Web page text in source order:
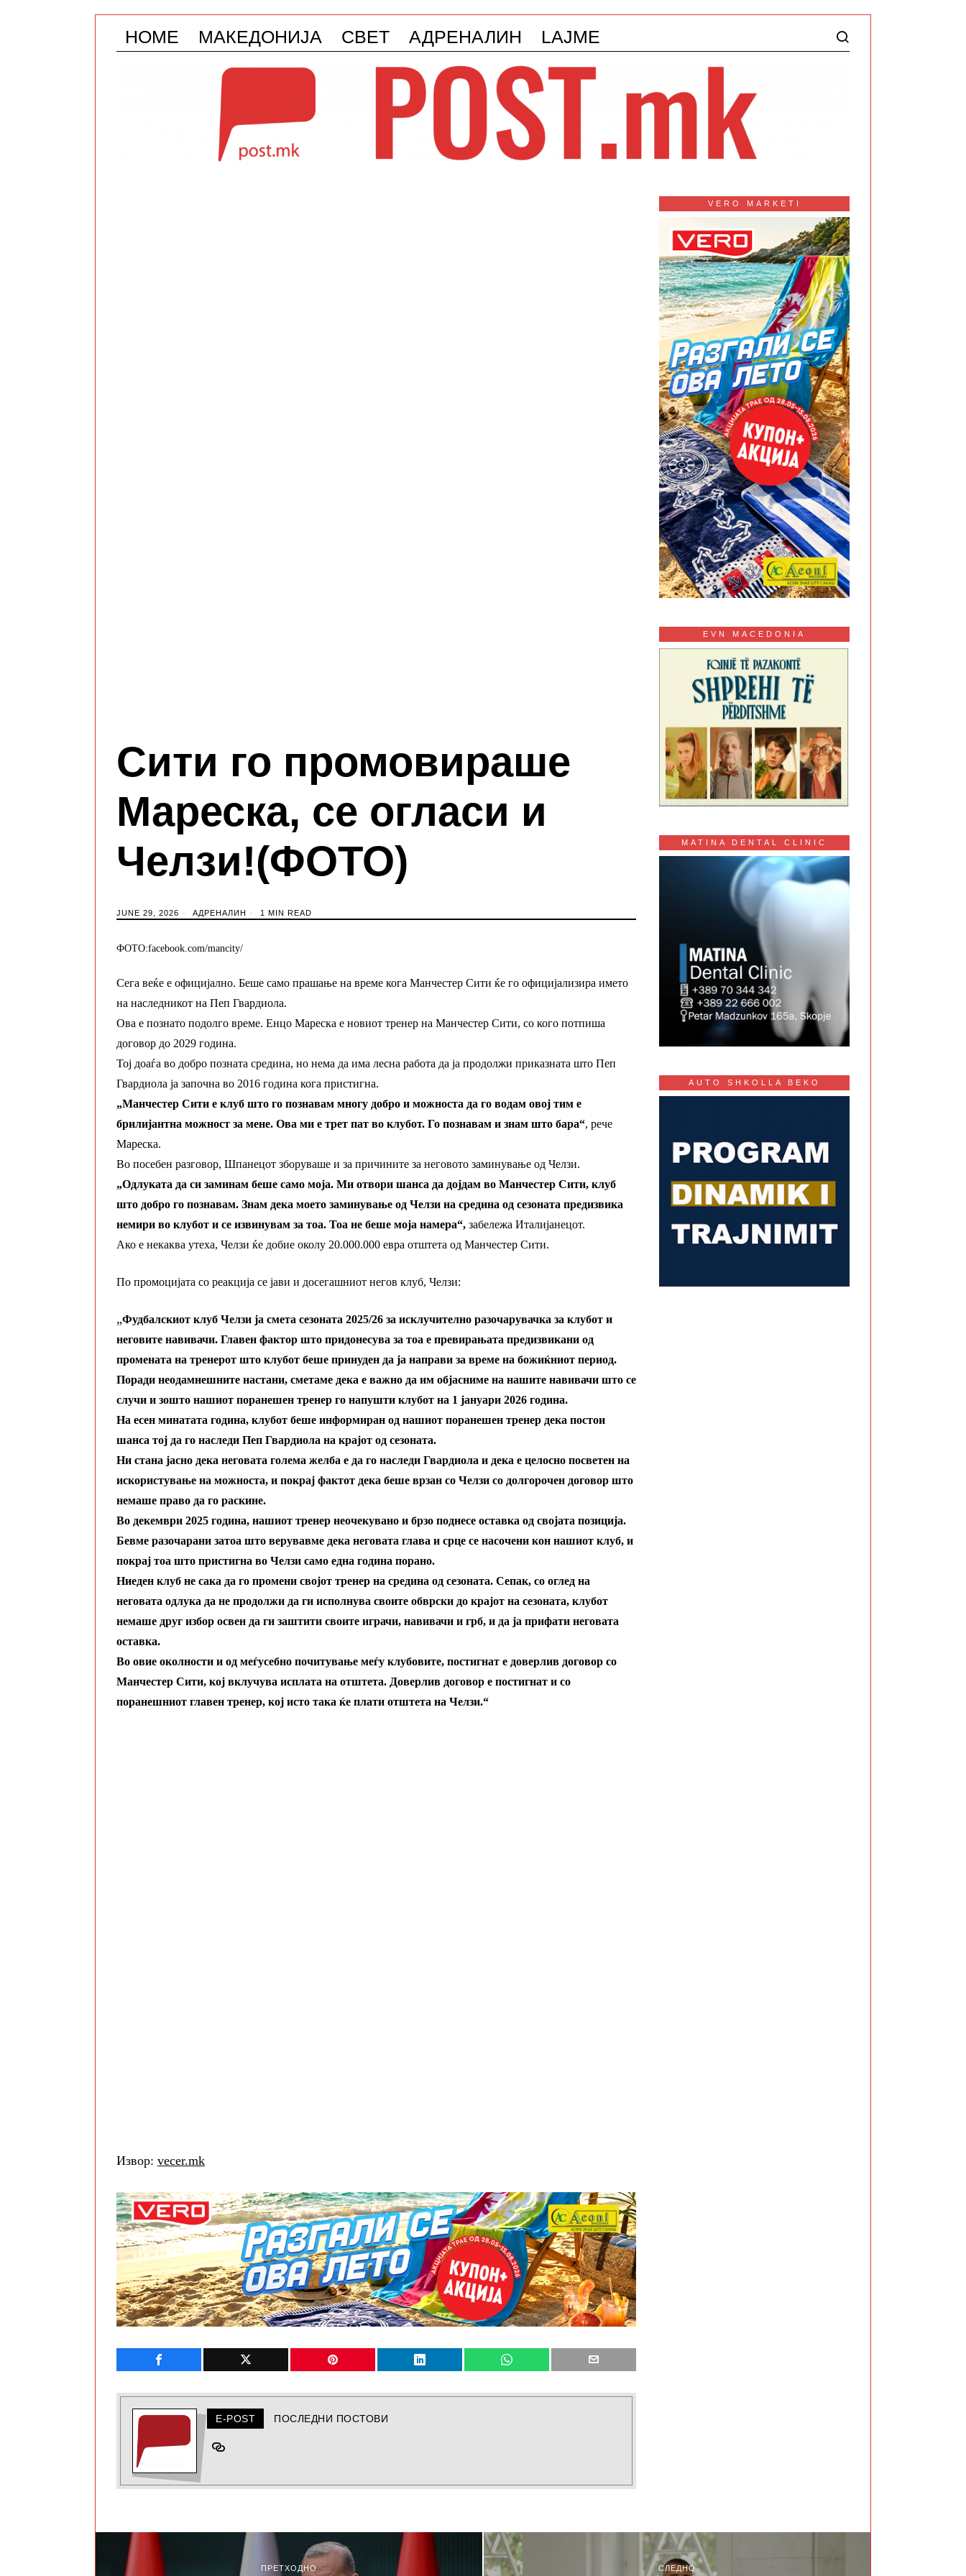
HOME МАКЕДОНИЈА СВЕТ АДРЕНАЛИН LAJME
Сити го промовираше
Мареска, се огласи и
Челзи!(ФОТО)
JUNE 29, 2026 АДРЕНАЛИН 1 MIN READ
ФОТО:facebook.com/mancity/
Сега веќе е официјално. Беше само прашање на време кога Манчестер Сити ќе го официјализира името
на наследникот на Пеп Гвардиола.
Ова е познато подолго време. Енцо Мареска е новиот тренер на Манчестер Сити, со кого потпиша
договор до 2029 година.
Тој доаѓа во добро позната средина, но нема да има лесна работа да ја продолжи приказната што Пеп
Гвардиола ја започна во 2016 година кога пристигна.
„Манчестер Сити е клуб што го познавам многу добро и можноста да го водам овој тим е
брилијантна можност за мене. Ова ми е трет пат во клубот. Го познавам и знам што бара“, рече
Мареска.
Во посебен разговор, Шпанецот зборуваше и за причините за неговото заминување од Челзи.
„Одлуката да си заминам беше само моја. Ми отвори шанса да дојдам во Манчестер Сити, клуб
што добро го познавам. Знам дека моето заминување од Челзи на средина од сезоната предизвика
немири во клубот и се извинувам за тоа. Тоа не беше моја намера“, забележа Италијанецот.
Ако е некаква утеха, Челзи ќе добие околу 20.000.000 евра отштета од Манчестер Сити.
По промоцијата со реакција се јави и досегашниот негов клуб, Челзи:
„Фудбалскиот клуб Челзи ја смета сезоната 2025/26 за исклучително разочарувачка за клубот и
неговите навивачи. Главен фактор што придонесува за тоа е превирањата предизвикани од
промената на тренерот што клубот беше принуден да ја направи за време на божиќниот период.
Поради неодамнешните настани, сметаме дека е важно да им објасниме на нашите навивачи што се
случи и зошто нашиот поранешен тренер го напушти клубот на 1 јануари 2026 година.
На есен минатата година, клубот беше информиран од нашиот поранешен тренер дека постои
шанса тој да го наследи Пеп Гвардиола на крајот од сезоната.
Ни стана јасно дека неговата голема желба е да го наследи Гвардиола и дека е целосно посветен на
искористување на можноста, и покрај фактот дека беше врзан со Челзи со долгорочен договор што
немаше право да го раскине.
Во декември 2025 година, нашиот тренер неочекувано и брзо поднесе оставка од својата позиција.
Бевме разочарани затоа што верувавме дека неговата глава и срце се насочени кон нашиот клуб, и
покрај тоа што пристигна во Челзи само една година порано.
Ниеден клуб не сака да го промени својот тренер на средина од сезоната. Сепак, со оглед на
неговата одлука да не продолжи да ги исполнува своите обврски до крајот на сезоната, клубот
немаше друг избор освен да ги заштити своите играчи, навивачи и грб, и да ја прифати неговата
оставка.
Во овие околности и од меѓусебно почитување меѓу клубовите, постигнат е доверлив договор со
Манчестер Сити, кој вклучува исплата на отштета. Доверлив договор е постигнат и со
поранешниот главен тренер, кој исто така ќе плати отштета на Челзи.“
Извор: vecer.mk
E-POST ПОСЛЕДНИ ПОСТОВИ
VERO MARKETI
EVN MACEDONIA
MATINA DENTAL CLINIC
AUTO SHKOLLA BEKO
ПРЕТХОДНО СЛЕДНО